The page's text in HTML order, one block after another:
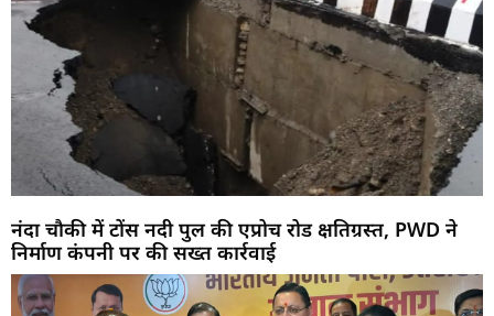
नंदा चौकी में टोंस नदी पुल की एप्रोच रोड क्षतिग्रस्त, PWD ने
निर्माण कंपनी पर की सख्त कार्रवाई